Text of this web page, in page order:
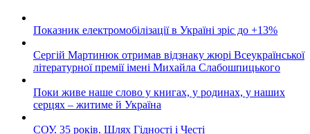
Показник електромобілізації в Україні зріс до +13%
Сергій Мартинюк отримав відзнаку жюрі Всеукраїнської
літературної премії імені Михайла Слабошпицького
Поки живе наше слово у книгах, у родинах, у наших
серцях – житиме й Україна
СОУ. 35 років. Шлях Гідності і Честі